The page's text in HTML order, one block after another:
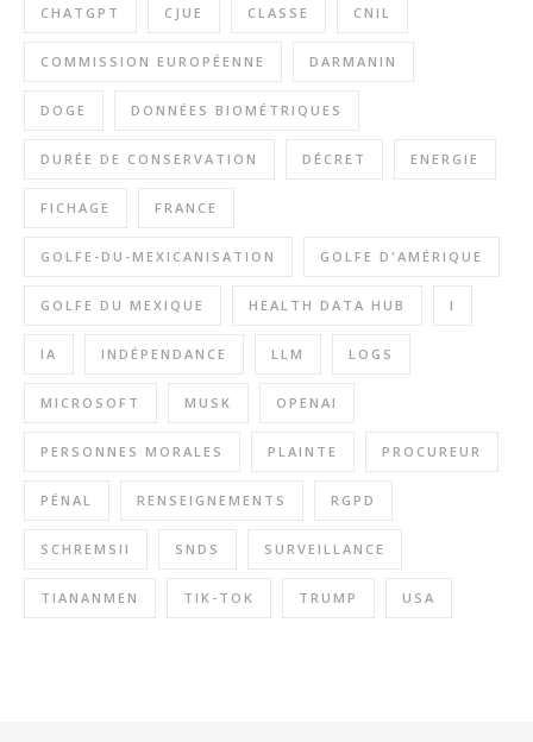
CHATGPT CJUE CLASSE CNIL
COMMISSION EUROPÉENNE DARMANIN
DOGE DONNÉES BIOMÉTRIQUES
DURÉE DE CONSERVATION DÉCRET ENERGIE
FICHAGE FRANCE
GOLFE-DU-MEXICANISATION GOLFE D'AMÉRIQUE
GOLFE DU MEXIQUE HEALTH DATA HUB I
IA INDÉPENDANCE LLM LOGS
MICROSOFT MUSK OPENAI
PERSONNES MORALES PLAINTE PROCUREUR
PÉNAL RENSEIGNEMENTS RGPD
SCHREMSII SNDS SURVEILLANCE
TIANANMEN TIK-TOK TRUMP USA